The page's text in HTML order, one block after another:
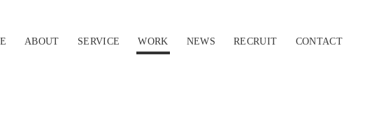
ABOUT SERVICE WORK NEWS RECRUIT CONTACT